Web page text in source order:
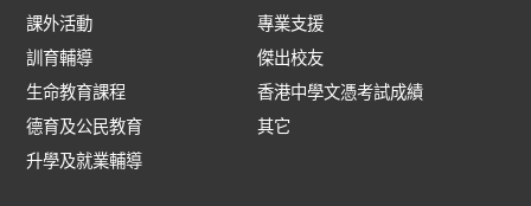
課外活動
訓育輔導
生命教育課程
德育及公民教育
升學及就業輔導
專業支援
傑出校友
香港中學文憑考試成績
其它